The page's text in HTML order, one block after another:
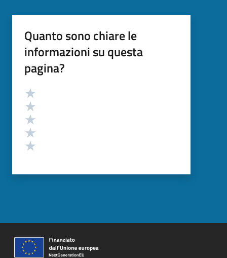
Quanto sono chiare le
informazioni su questa
pagina?
Valutazione